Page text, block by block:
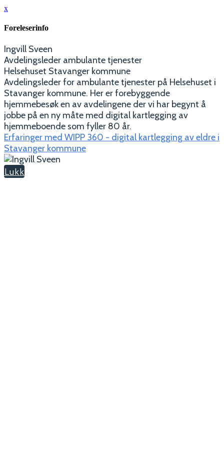
x
Foreleserinfo
Ingvill Sveen
Avdelingsleder ambulante tjenester
Helsehuset Stavanger kommune
Avdelingsleder for ambulante tjenester på Helsehuset i
Stavanger kommune. Her er forebyggende
hjemmebesøk en av avdelingene der vi har begynt å
jobbe på en ny måte med digital kartlegging av
hjemmeboende som fyller 80 år.
Erfaringer med WIPP 360 - digital kartlegging av eldre i
Stavanger kommune
Lukk